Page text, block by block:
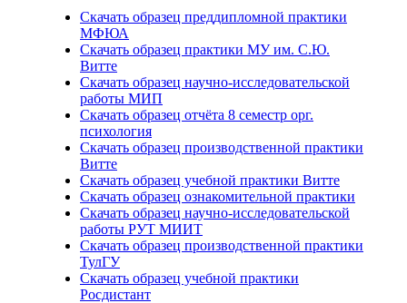
Скачать образец преддипломной практики
МФЮА
Скачать образец практики МУ им. С.Ю.
Витте
Скачать образец научно-исследовательской
работы МИП
Скачать образец отчёта 8 семестр орг.
психология
Скачать образец производственной практики
Витте
Скачать образец учебной практики Витте
Скачать образец ознакомительной практики
Скачать образец научно-исследовательской
работы РУТ МИИТ
Скачать образец производственной практики
ТулГУ
Скачать образец учебной практики
Росдистант